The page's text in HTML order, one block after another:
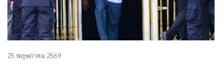
25 พฤษภาคม 2569